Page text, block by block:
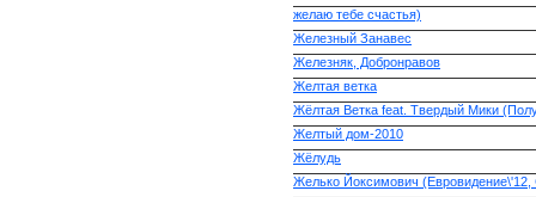
желаю тебе счастья)
Железный Занавес
Железняк, Добронравов
Желтая ветка
Жёлтая Ветка feat. Твердый Мики
Желтый дом-2010
Жёлудь
Желько Йоксимович (Евровидение\'12,